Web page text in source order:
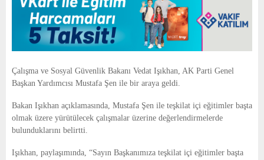
Çalışma ve Sosyal Güvenlik Bakanı Vedat Işıkhan, AK Parti Genel
Başkan Yardımcısı Mustafa Şen ile bir araya geldi.
Bakan Işıkhan açıklamasında, Mustafa Şen ile teşkilat içi eğitimler başta
olmak üzere yürütülecek çalışmalar üzerine değerlendirmelerde
bulunduklarını belirtti.
Işıkhan, paylaşımında, “Sayın Başkanımıza teşkilat içi eğitimler başta